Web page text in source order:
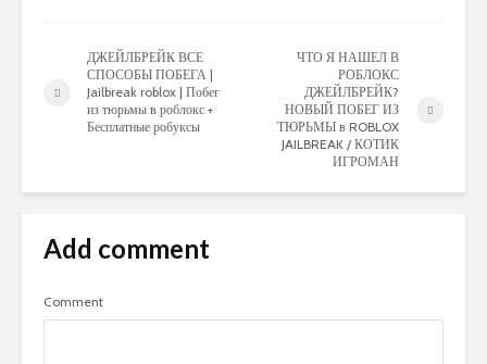
ДЖЕЙЛБРЕЙК ВСЕ
СПОСОБЫ ПОБЕГА |
Jailbreak roblox | Побег
из тюрьмы в роблокс +
Бесплатные робуксы
ЧТО Я НАШЕЛ В
РОБЛОКС
ДЖЕЙЛБРЕЙК?
НОВЫЙ ПОБЕГ ИЗ
ТЮРЬМЫ в ROBLOX
JAILBREAK / КОТИК
ИГРОМАН
Add comment
Comment